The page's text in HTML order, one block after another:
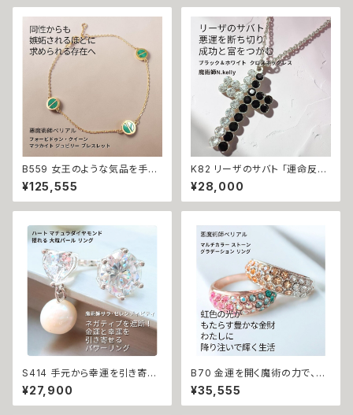
愛 魅力 モテ 恋愛成就 魔術 お
まじない 白魔術
B559 女王のような気品を手に
する フォービドゥン・クイーン L
OVE マラカイト ジュビリー ブレ
スレット K10 女王の恋愛魔術
魔術 悪魔術師 べリアル 願望成
就 アクセサリー ブレスレット 魔
術 強力 悪魔術 黒魔術 おまじ
ない 呪 本物 魔術師 魔法 恋愛
成就 略奪 ライバル 縁結び お守
り 開運
¥125,555
K82 リーザのサバト 「運命反転
のクロス」悪運を断ち切り成功
と富をつかむ 金運上昇 キャリア
アップ マチュラダイヤモンド ク
十字架 魔術 白魔術 運気アップ
おまもり おまじない 魔術 本物
強力 白魔術 占い 願いが叶う
¥28,000
S414 手元から幸運を引き寄
せ、金運・財運をアップ 運命を変
える輝き ハート マチュラダイヤ
モンド 揺れる 大粒パール リン
¥27,900
B70 金運を開く魔術の力で、成
功を引き寄せる 悪魔術 マルチ
カラー シトリンカラー ストーン
グラデーション リング 悪魔術師
¥35,555